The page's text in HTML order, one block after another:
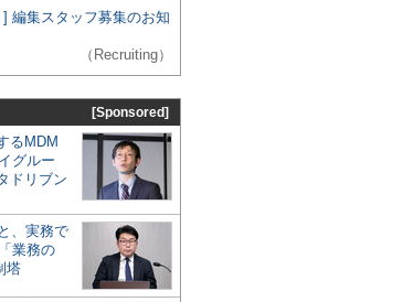
編集スタッフ募集のお知
（Recruiting）
[Sponsored]
るMDM
グルー
ドリブン
、実務で
業務の
塔